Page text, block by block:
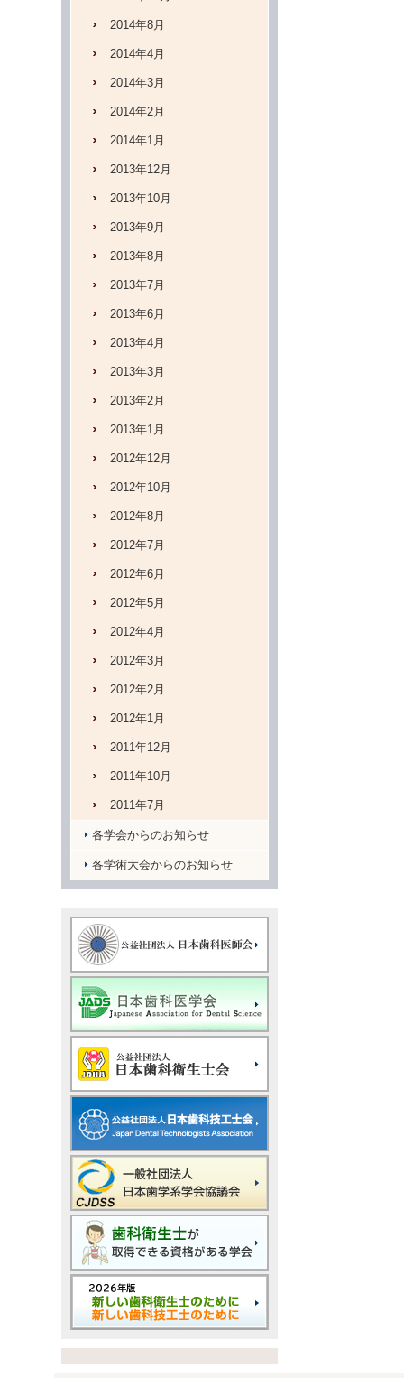
2014年8月
2014年4月
2014年3月
2014年2月
2014年1月
2013年12月
2013年10月
2013年9月
2013年8月
2013年7月
2013年6月
2013年4月
2013年3月
2013年2月
2013年1月
2012年12月
2012年10月
2012年8月
2012年7月
2012年6月
2012年5月
2012年4月
2012年3月
2012年2月
2012年1月
2011年12月
2011年10月
2011年7月
各学会からのお知らせ
各学術大会からのお知らせ